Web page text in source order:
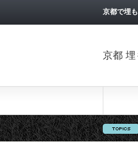
京都で埋
京都 埋